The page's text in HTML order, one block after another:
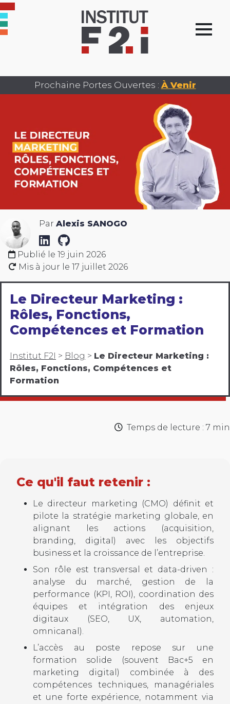
Prochaine Portes Ouvertes : À Venir
Par Alexis SANOGO
Publié le 19 juin 2026
Mis à jour le 17 juillet 2026
Le Directeur Marketing :
Rôles, Fonctions,
Compétences et Formation
Institut F2I > Blog > Le Directeur Marketing :
Rôles, Fonctions, Compétences et
Formation
Temps de lecture : 7 min
Ce qu'il faut retenir :
Le directeur marketing (CMO) définit et
pilote la stratégie marketing globale, en
alignant les actions (acquisition,
branding, digital) avec les objectifs
business et la croissance de l’entreprise.
Son rôle est transversal et data-driven :
analyse du marché, gestion de la
performance (KPI, ROI), coordination des
équipes et intégration des enjeux
digitaux (SEO, UX, automation,
omnicanal).
L’accès au poste repose sur une
formation solide (souvent Bac+5 en
marketing digital) combinée à des
compétences techniques, managériales
et une forte expérience, notamment via